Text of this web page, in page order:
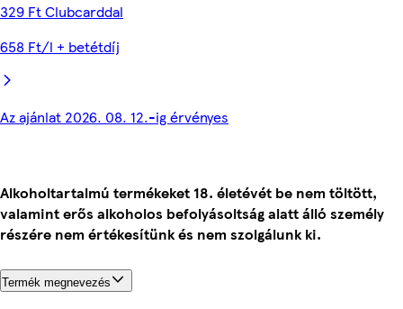
329 Ft Clubcarddal
658 Ft/l + betétdíj
Az ajánlat 2026. 08. 12.-ig érvényes
Alkoholtartalmú termékeket 18. életévét be nem töltött,
valamint erős alkoholos befolyásoltság alatt álló személy
részére nem értékesítünk és nem szolgálunk ki.
Termék megnevezés